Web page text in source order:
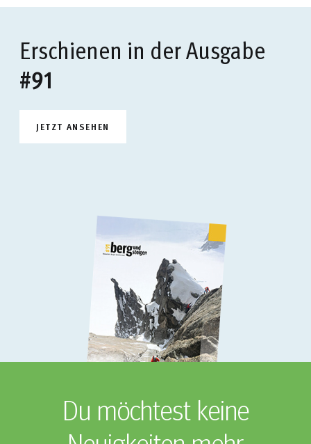
Erschienen in der Ausgabe
#91
JETZT ANSEHEN
Du möchtest keine